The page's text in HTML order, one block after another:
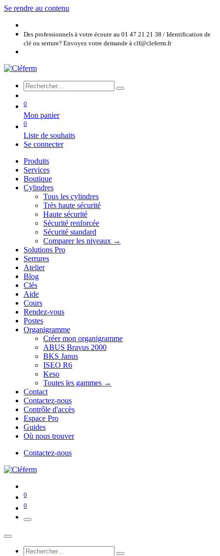
Se rendre au contenu
Des professionnels à votre écoute au 01 47 21 21 38 / Identification de
clé ou serrure? Envoyez votre demande à clf@cleferm.fr
0
Mon panier
0
Liste de souhaits
Se connecter
Produits
Services
Boutique
Cylindres
Tous les cylindres
Très haute sécurité
Haute sécurité
Sécurité renforcée
Sécurité standard
Comparer les niveaux →
Solutions Pro
Serrures
Atelier
Blog
Clés
Aide
Cours
Rendez-vous
Postes
Organigramme
Créer mon organigramme
ABUS Bravus 2000
BKS Janus
ISEO R6
Keso
Toutes les gammes →
Contact
Contactez-nous
Contrôle d'accès
Espace Pro
Guides
Où nous trouver
Contactez-nous
0
0